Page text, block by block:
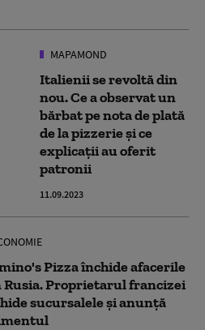
MAPAMOND
Italienii se revoltă din
nou. Ce a observat un
bărbat pe nota de plată
de la pizzerie și ce
explicații au oferit
patronii
11.09.2023
Pizza închide afacerile
Rusia. Proprietarul francizei
sucursalele și anunță